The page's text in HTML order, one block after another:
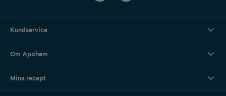
Kundservice
Om Apohem
Mina recept